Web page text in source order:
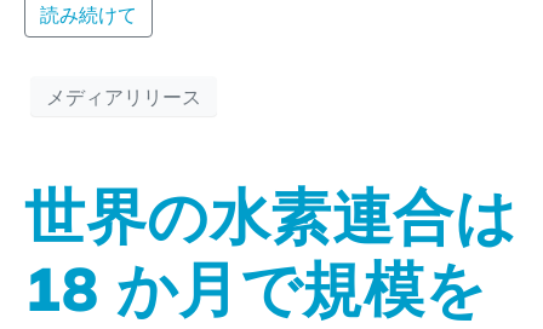
読み続けて
メディアリリース
世界の水素連合は
18 か月で規模を